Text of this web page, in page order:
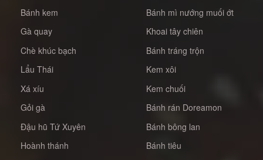
Bánh kem
Gà quay
Chè khúc bạch
Lẩu Thái
Xá xíu
Gỏi gà
Đậu hũ Tứ Xuyên
Hoành thánh
Bánh mì nướng muối ớt
Khoai tây chiên
Bánh tráng trộn
Kem xôi
Kem chuối
Bánh rán Doreamon
Bánh bông lan
Bánh tiêu